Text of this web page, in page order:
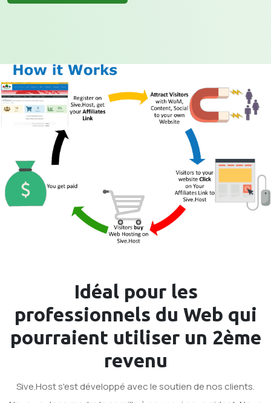
Idéal pour les
professionnels du Web qui
pourraient utiliser un 2ème
revenu
Sive.Host s'est développé avec le soutien de nos clients.